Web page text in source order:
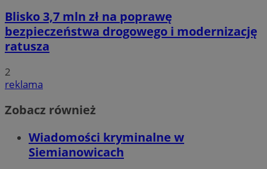
Blisko 3,7 mln zł na poprawę
bezpieczeństwa drogowego i modernizację
ratusza
2
reklama
Zobacz również
Wiadomości kryminalne w
Siemianowicach